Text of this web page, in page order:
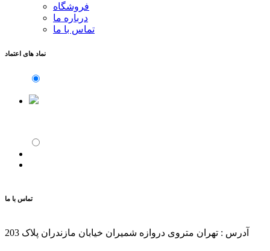
فروشگاه
درباره ما
تماس با ما
نماد های اعتماد
تماس با ما
آدرس : تهران متروی دروازه شمیران خیابان مازندران پلاک 203